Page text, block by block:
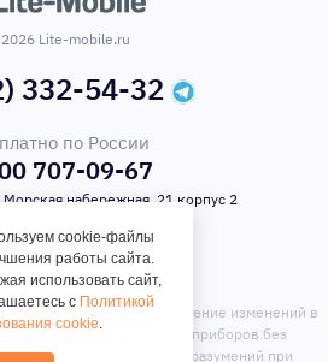
Lite-mobile.ru
332-54-32
по России
707-09-67
Морская набережная, 21 корпус 2
за собой право на внесение изменений в
дизайн и комплектацию приборов без
Во избежание недоразумений при
cookie-файлы
работы сайта.
использовать сайт,
с Политикой
cookie.